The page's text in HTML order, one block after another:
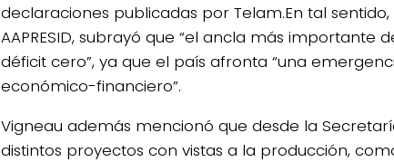
declaraciones publicadas por Telam.En tal
AAPRESID, subrayó que “el ancla más importante
déficit cero”, ya que el país afronta “una
económico-financiero”.
Vigneau además mencionó que desde la
distintos proyectos con vistas a la producción,